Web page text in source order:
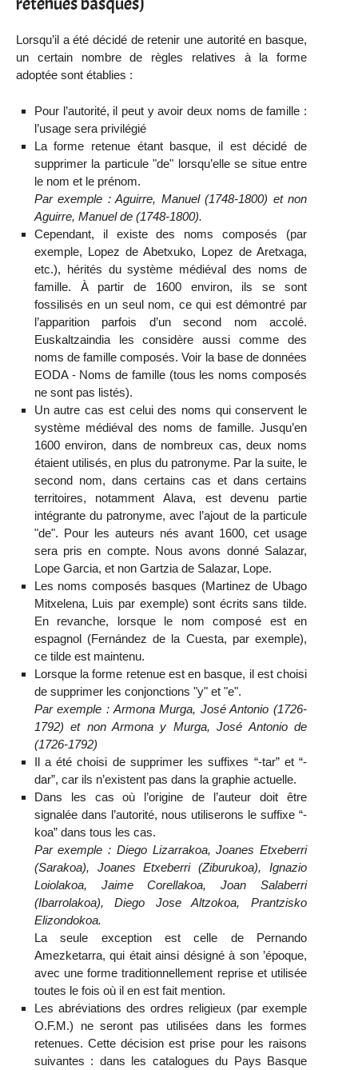
Lorsqu’il a été décidé de retenir une autorité en basque,
un certain nombre de règles relatives à la forme
adoptée sont établies :
Pour l’autorité, il peut y avoir deux noms de famille :
l’usage sera privilégié
La forme retenue étant basque, il est décidé de
supprimer la particule "de" lorsqu’elle se situe entre
le nom et le prénom.
Par exemple : Aguirre, Manuel (1748-1800) et non
Aguirre, Manuel de (1748-1800).
Cependant, il existe des noms composés (par
exemple, Lopez de Abetxuko, Lopez de Aretxaga,
etc.), hérités du système médiéval des noms de
famille. À partir de 1600 environ, ils se sont
fossilisés en un seul nom, ce qui est démontré par
l’apparition parfois d’un second nom accolé.
Euskaltzaindia les considère aussi comme des
noms de famille composés. Voir la base de données
EODA - Noms de famille (tous les noms composés
ne sont pas listés).
Un autre cas est celui des noms qui conservent le
système médiéval des noms de famille. Jusqu’en
1600 environ, dans de nombreux cas, deux noms
étaient utilisés, en plus du patronyme. Par la suite, le
second nom, dans certains cas et dans certains
territoires, notamment Alava, est devenu partie
intégrante du patronyme, avec l’ajout de la particule
"de". Pour les auteurs nés avant 1600, cet usage
sera pris en compte. Nous avons donné Salazar,
Lope Garcia, et non Gartzia de Salazar, Lope.
Les noms composés basques (Martinez de Ubago
Mitxelena, Luis par exemple) sont écrits sans tilde.
En revanche, lorsque le nom composé est en
espagnol (Fernández de la Cuesta, par exemple),
ce tilde est maintenu.
Lorsque la forme retenue est en basque, il est choisi
de supprimer les conjonctions "y" et "e".
Par exemple : Armona Murga, José Antonio (1726-
1792) et non Armona y Murga, José Antonio de
(1726-1792)
Il a été choisi de supprimer les suffixes “-tar” et “-
dar”, car ils n’existent pas dans la graphie actuelle.
Dans les cas où l’origine de l’auteur doit être
signalée dans l’autorité, nous utiliserons le suffixe “-
koa” dans tous les cas.
Par exemple : Diego Lizarrakoa, Joanes Etxeberri
(Sarakoa), Joanes Etxeberri (Ziburukoa), Ignazio
Loiolakoa, Jaime Corellakoa, Joan Salaberri
(Ibarrolakoa), Diego Jose Altzokoa, Prantzisko
Elizondokoa.
La seule exception est celle de Pernando
Amezketarra, qui était ainsi désigné à son ’époque,
avec une forme traditionnellement reprise et utilisée
toutes le fois où il en est fait mention.
Les abréviations des ordres religieux (par exemple
O.F.M.) ne seront pas utilisées dans les formes
retenues. Cette décision est prise pour les raisons
suivantes : dans les catalogues du Pays Basque